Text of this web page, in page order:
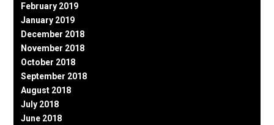
February 2019
January 2019
December 2018
November 2018
October 2018
September 2018
August 2018
July 2018
June 2018